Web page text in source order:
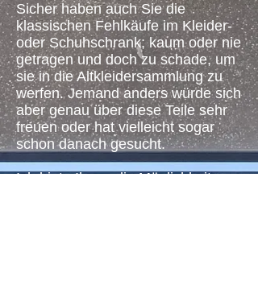
Sicher haben auch Sie die
klassischen Fehlkäufe im Kleider-
oder Schuhschrank; kaum oder nie
getragen und doch zu schade, um
sie in die Altkleidersammlung zu
werfen. Jemand anders würde sich
aber genau über diese Teile sehr
freuen oder hat vielleicht sogar
schon danach gesucht.
Ich biete Ihnen die Möglichkeit